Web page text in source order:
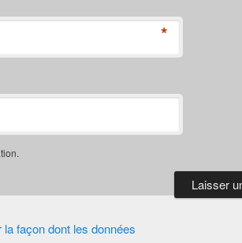
*
façon dont les données